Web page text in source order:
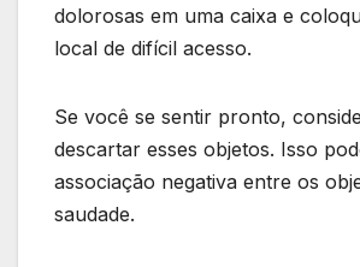
dolorosas em uma caixa e
local de difícil acesso.
Se você se sentir pronto,
descartar esses objetos. Isso
associação negativa entre os
saudade.